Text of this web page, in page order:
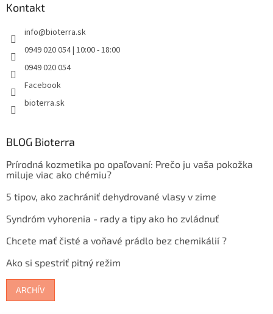
Kontakt
info@bioterra.sk
0949 020 054 | 10:00 - 18:00
0949 020 054
Facebook
bioterra.sk
BLOG Bioterra
Prírodná kozmetika po opaľovaní: Prečo ju vaša pokožka
miluje viac ako chémiu?
5 tipov, ako zachrániť dehydrované vlasy v zime
Syndróm vyhorenia - rady a tipy ako ho zvládnuť
Chcete mať čisté a voňavé prádlo bez chemikálií ?
Ako si spestriť pitný režim
ARCHÍV